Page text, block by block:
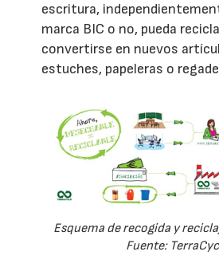
escritura,
marca BIC o no, pueda
convertirse en nuevos
estuches, papeleras o
Esquema de recogida y
Fuente: